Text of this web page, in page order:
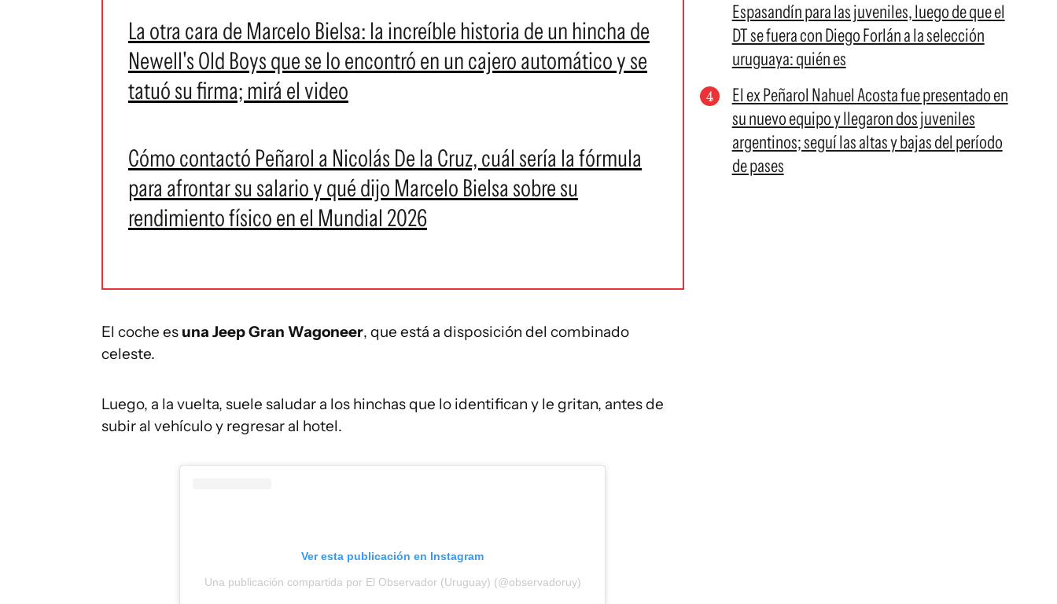
La otra cara de Marcelo Bielsa: la increíble historia de un hincha de
Newell's Old Boys que se lo encontró en un cajero automático y se
tatuó su firma; mirá el video
Cómo contactó Peñarol a Nicolás De la Cruz, cuál sería la fórmula
para afrontar su salario y qué dijo Marcelo Bielsa sobre su
rendimiento físico en el Mundial 2026
El coche es una Jeep Gran Wagoneer, que está a disposición del combinado
celeste.
Luego, a la vuelta, suele saludar a los hinchas que lo identifican y le gritan, antes de
subir al vehículo y regresar al hotel.
Ver esta publicación en Instagram
Una publicación compartida por El Observador (Uruguay) (@observadoruy)
Espasandín para las juveniles, luego de que el
DT se fuera con Diego Forlán a la selección
uruguaya: quién es
El ex Peñarol Nahuel Acosta fue presentado en
su nuevo equipo y llegaron dos juveniles
argentinos; seguí las altas y bajas del período
de pases